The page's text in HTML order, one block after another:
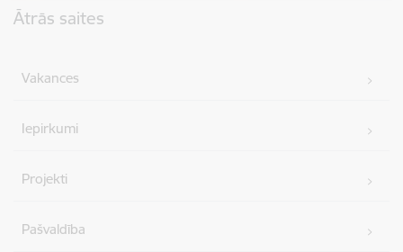
Ātrās saites
Vakances
Iepirkumi
Projekti
Pašvaldība